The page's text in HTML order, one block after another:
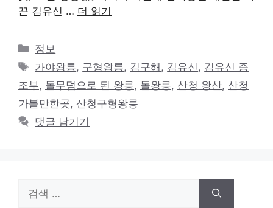
끈 김유신 … 더 읽기
카
테
고
리
정보
태
그
가야왕릉, 구형왕릉, 김구해 , 김유신 , 김유신 증
조부, 돌무덤으로 된 왕릉, 돌왕릉, 산청 왕산, 산청
가볼만한곳, 산청구형왕릉
댓글 남기기
색: